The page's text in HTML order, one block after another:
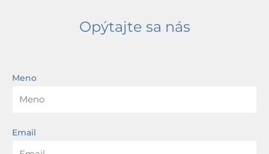
Opýtajte sa nás
Meno
Email